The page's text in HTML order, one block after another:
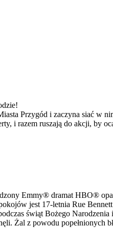
Przygód i zaczyna siać w
i razem ruszają do akcji, by
Emmy® dramat HBO®
jest 17-letnia Rue
świąt Bożego
Żal z powodu popełnionych